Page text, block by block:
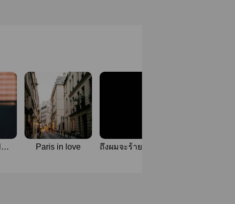
Paris in love ถึงผมจะร้ายแต่ก็รัก